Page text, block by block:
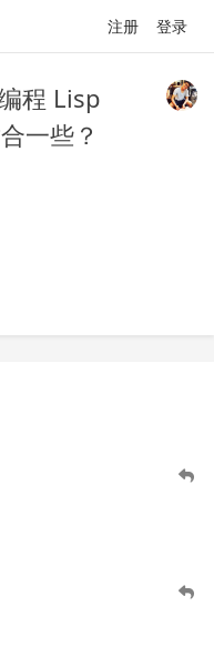
注册 登录
程 Lisp
一些？